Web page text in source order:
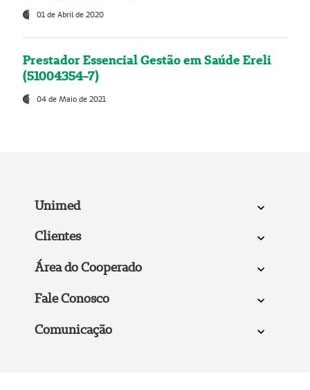
01 de Abril de 2020
Prestador Essencial Gestão em Saúde Ereli
(51004354-7)
04 de Maio de 2021
Unimed
Clientes
Área do Cooperado
Fale Conosco
Comunicação